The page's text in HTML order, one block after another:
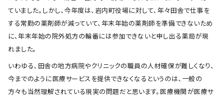
ていました。しかし、今年度は、岩内町役場に対して、年々田舎で仕事を
する常勤の薬剤師が減っていて、年末年始の薬剤師を準備できないため
に、年末年始の院外処方の輪番には参加できないと申し出る薬局が現
れました。
いわゆる、田舎の地方病院やクリニックの職員の人材確保が難しくなり、
今までのように医療サービスを提供できなくなるというのは、一般の
方々も当然理解されている現実の問題だと思います。医療機関が医療サ